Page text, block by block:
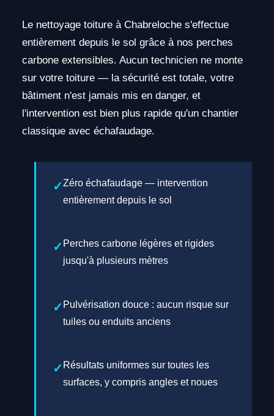
Le nettoyage toiture à Chabreloche s'effectue
entièrement depuis le sol grâce à nos perches
carbone extensibles. Aucun technicien ne monte
sur votre toiture — la sécurité est totale, votre
bâtiment n'est jamais mis en danger, et
l'intervention est bien plus rapide qu'un chantier
classique avec échafaudage.
Zéro échafaudage — intervention
entièrement depuis le sol
Perches carbone légères et rigides
jusqu'à plusieurs mètres
Pulvérisation douce : aucun risque sur
tuiles ou enduits anciens
Résultats uniformes sur toutes les
surfaces, y compris angles et noues